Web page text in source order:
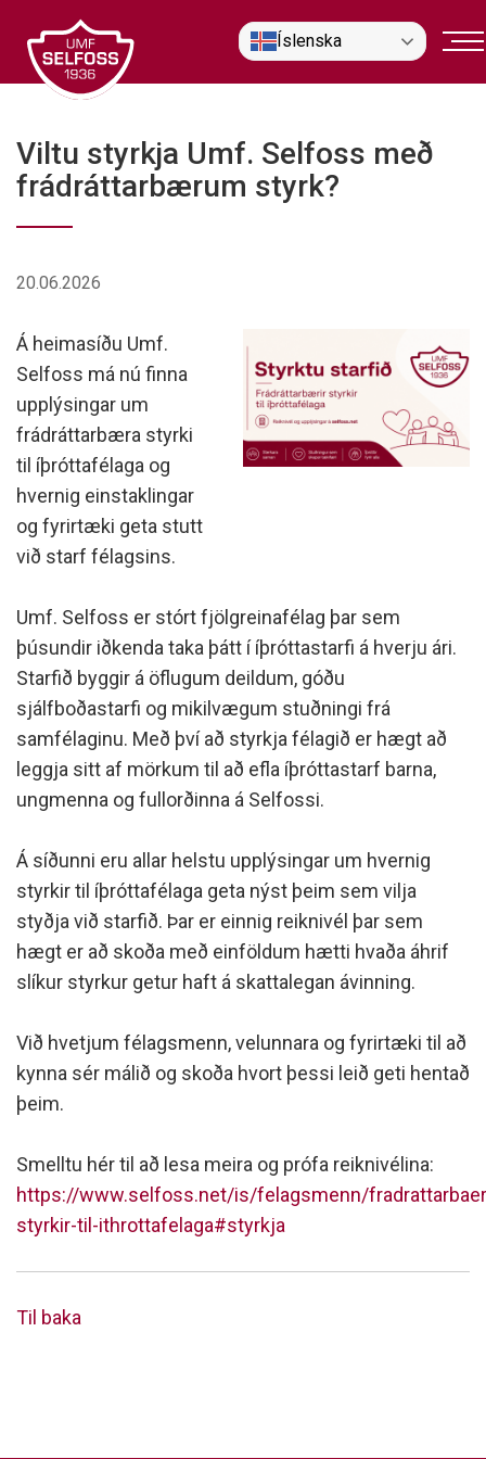
efni
Íslenska
Viltu styrkja Umf. Selfoss með
frádráttarbærum styrk?
20.06.2026
Á heimasíðu Umf.
Selfoss má nú finna
upplýsingar um
frádráttarbæra styrki
til íþróttafélaga og
hvernig einstaklingar
og fyrirtæki geta stutt
við starf félagsins.
Umf. Selfoss er stórt fjölgreinafélag þar sem
þúsundir iðkenda taka þátt í íþróttastarfi á hverju ári.
Starfið byggir á öflugum deildum, góðu
sjálfboðastarfi og mikilvægum stuðningi frá
samfélaginu. Með því að styrkja félagið er hægt að
leggja sitt af mörkum til að efla íþróttastarf barna,
ungmenna og fullorðinna á Selfossi.
Á síðunni eru allar helstu upplýsingar um hvernig
styrkir til íþróttafélaga geta nýst þeim sem vilja
styðja við starfið. Þar er einnig reiknivél þar sem
hægt er að skoða með einföldum hætti hvaða áhrif
slíkur styrkur getur haft á skattalegan ávinning.
Við hvetjum félagsmenn, velunnara og fyrirtæki til að
kynna sér málið og skoða hvort þessi leið geti hentað
þeim.
Smelltu hér til að lesa meira og prófa reiknivélina:
https://www.selfoss.net/is/felagsmenn/
styrkir-til-ithrottafelaga#styrkja
Til baka